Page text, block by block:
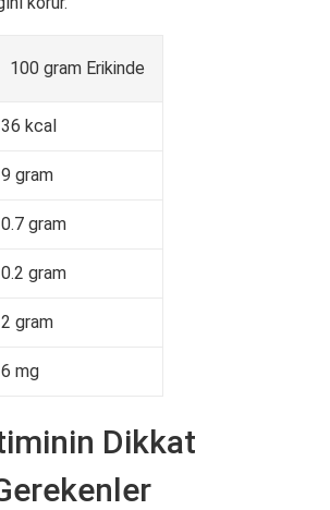
100 gram Erikinde
36 kcal
9 gram
0.7 gram
0.2 gram
2 gram
6 mg
Dikkat